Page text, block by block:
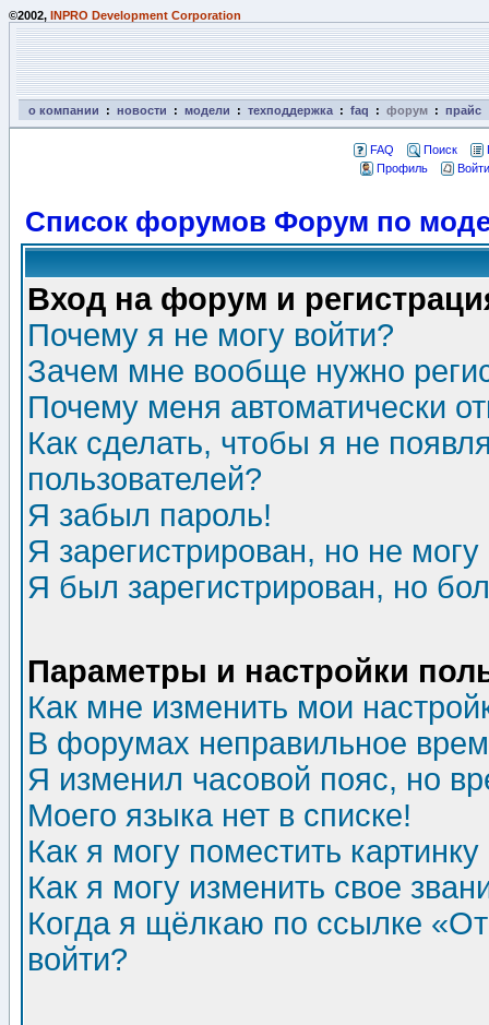
©2002, INPRO Development Corporation
о компании : новости : модели : техподдержка : faq : форум : прайс
FAQ Поиск
Профиль
Список форумов Форум по
Вход на форум и
Почему я не могу войти?
Зачем мне вообще нужно
Почему меня автоматически
Как сделать, чтобы я не
пользователей?
Я забыл пароль!
Я зарегистрирован, но не могу
Я был зарегистрирован, но
Параметры и настройки
Как мне изменить мои
В форумах неправильное
Я изменил часовой пояс, но
Моего языка нет в списке!
Как я могу поместить
Как я могу изменить свое
Когда я щёлкаю по ссылке
войти?